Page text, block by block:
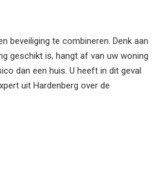
beveiliging te combineren. Denk aan
geschikt is, hangt af van uw woning
dan een huis. U heeft in dit geval
uit Hardenberg over de